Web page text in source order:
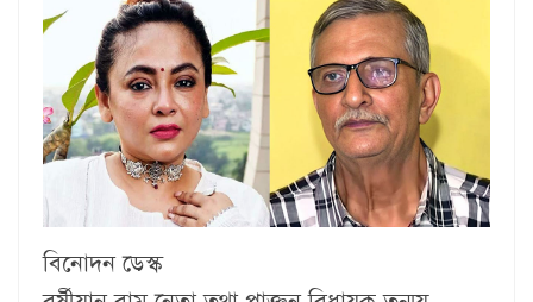
বিনোদন ডেস্ক